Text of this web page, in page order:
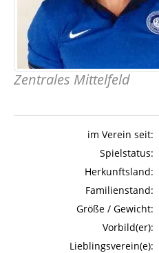
Zentrales Mittelfeld
im Verein seit:
Spielstatus:
Herkunftsland:
Familienstand:
Größe / Gewicht:
Vorbild(er):
Lieblingsverein(e):